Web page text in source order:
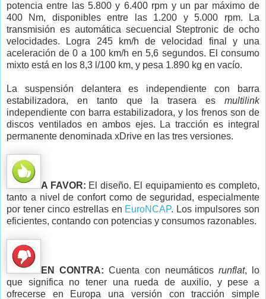
potencia entre las 5.800 y 6.400 rpm y un par máximo de
400 Nm, disponibles entre las 1.200 y 5.000 rpm. La
transmisión es automática secuencial Steptronic de ocho
velocidades. Logra 245 km/h de velocidad final y una
aceleración de 0 a 100 km/h en 5,6 segundos. El consumo
mixto está en los 8,3 l/100 km, y pesa 1.890 kg en vacío.
La suspensión delantera es independiente con barra
estabilizadora, en tanto que la trasera es multilink
independiente con barra estabilizadora, y los frenos son de
discos ventilados en ambos ejes. La tracción es integral
permanente denominada xDrive en las tres versiones.
A FAVOR: El diseño. El equipamiento es completo,
tanto a nivel de confort como de seguridad, especialmente
por tener cinco estrellas en EuroNCAP. Los impulsores son
eficientes, contando con potencias y consumos razonables.
EN CONTRA:Cuenta con neumáticos runflat, lo
que significa no tener una rueda de auxilio, y pese a
ofrecerse en Europa una versión con tracción simple